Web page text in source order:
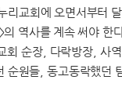
리교회에 오면서부터
역사를 계속 써야 한
회 순장, 다락방장, 사
순원들, 동고동락했던